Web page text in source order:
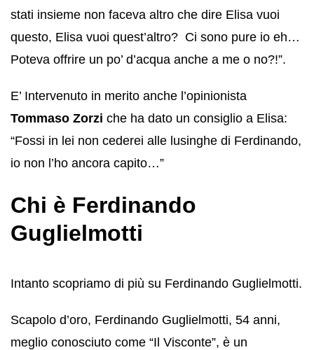
stati insieme non faceva altro che dire Elisa vuoi
questo, Elisa vuoi quest’altro? Ci sono pure io eh…
Poteva offrire un po’ d’acqua anche a me o no?!”.
E’ Intervenuto in merito anche l’opinionista
Tommaso Zorzi che ha dato un consiglio a Elisa:
“Fossi in lei non cederei alle lusinghe di Ferdinando,
io non l’ho ancora capito…”
Chi è Ferdinando
Guglielmotti
Intanto scopriamo di più su Ferdinando Guglielmotti.
Scapolo d’oro, Ferdinando Guglielmotti, 54 anni,
meglio conosciuto come “Il Visconte”, è un